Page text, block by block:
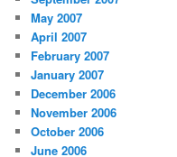
May 2007
April 2007
February 2007
January 2007
December 2006
November 2006
October 2006
June 2006